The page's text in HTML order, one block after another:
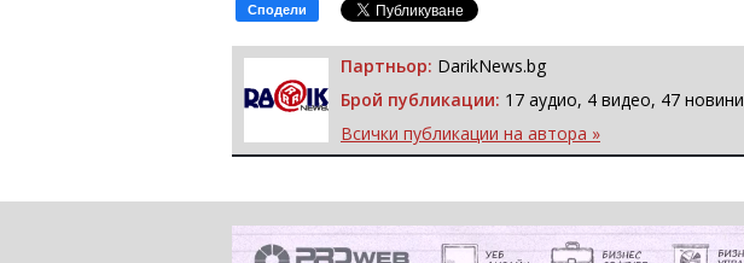
Сподели
Партньор: DarikNews.bg
Брой публикации: 17 аудио, 4 видео, 47 новини
Всички публикации на автора »